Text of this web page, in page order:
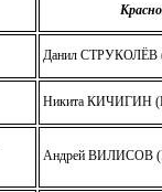
Данил СТРУКОЛЁВ
Никита КИЧИГИН
Андрей ВИЛИСОВ